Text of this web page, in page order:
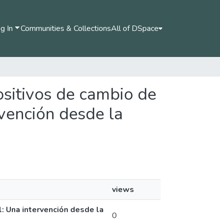
In Communities & CollectionsAll of DSpace
de cambio de
desde la
views
Una intervención desde la
0